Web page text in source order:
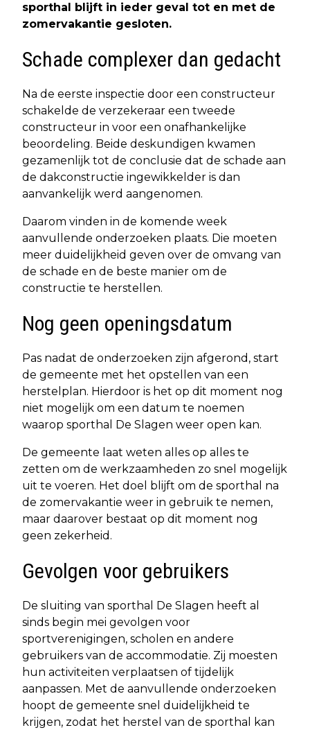
sporthal blijft in ieder geval tot en met de
zomervakantie gesloten.
Schade complexer dan gedacht
Na de eerste inspectie door een constructeur
schakelde de verzekeraar een tweede
constructeur in voor een onafhankelijke
beoordeling. Beide deskundigen kwamen
gezamenlijk tot de conclusie dat de schade aan
de dakconstructie ingewikkelder is dan
aanvankelijk werd aangenomen.
Daarom vinden in de komende week
aanvullende onderzoeken plaats. Die moeten
meer duidelijkheid geven over de omvang van
de schade en de beste manier om de
constructie te herstellen.
Nog geen openingsdatum
Pas nadat de onderzoeken zijn afgerond, start
de gemeente met het opstellen van een
herstelplan. Hierdoor is het op dit moment nog
niet mogelijk om een datum te noemen
waarop sporthal De Slagen weer open kan.
De gemeente laat weten alles op alles te
zetten om de werkzaamheden zo snel mogelijk
uit te voeren. Het doel blijft om de sporthal na
de zomervakantie weer in gebruik te nemen,
maar daarover bestaat op dit moment nog
geen zekerheid.
Gevolgen voor gebruikers
De sluiting van sporthal De Slagen heeft al
sinds begin mei gevolgen voor
sportverenigingen, scholen en andere
gebruikers van de accommodatie. Zij moesten
hun activiteiten verplaatsen of tijdelijk
aanpassen. Met de aanvullende onderzoeken
hoopt de gemeente snel duidelijkheid te
krijgen, zodat het herstel van de sporthal kan